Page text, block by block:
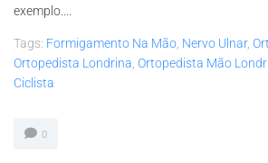
exemplo....
Tags: Formigamento Na Mão Nervo Ulnar,
Ortopedista Londrina Ortopedista Mão
Ciclista
0